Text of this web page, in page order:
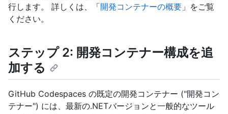
行します。 詳しくは、「開発コンテナーの概要 」をご覧
ください。
ステップ 2: 開発コンテナー構成を追
加する
GitHub Codespaces の既定の開発コンテナー ("開発コン
テナー") には、最新の.NETバージョンと一般的なツール